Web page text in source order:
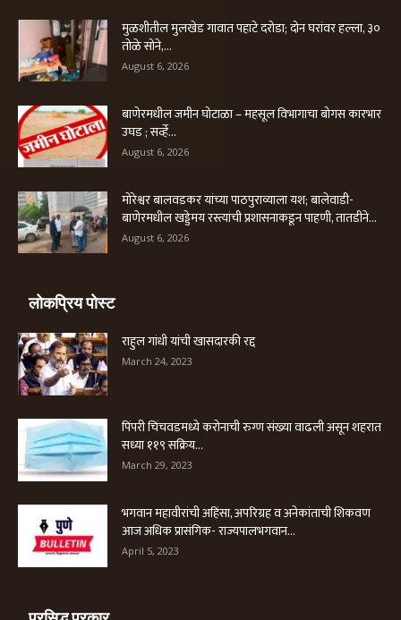
मुळशीतील मुलखेड गावात पहाटे दरोडा; दोन घरांवर हल्ला, ३०
तोळे सोने,...
August 6, 2026
बाणेरमधील जमीन घोटाळा – महसूल विभागाचा बोगस कारभार
उघड ; सर्व्हे...
August 6, 2026
मोरेश्वर बालवडकर यांच्या पाठपुराव्याला यश; बालेवाडी-
बाणेरमधील खड्डेमय रस्त्यांची प्रशासनाकडून पाहणी, तातडीने...
August 6, 2026
लोकप्रिय पोस्ट
राहुल गांधी यांची खासदारकी रद्द
March 24, 2023
पिंपरी चिंचवडमध्ये करोनाची रुग्ण संख्या वाढली असून शहरात
सध्या ११९ सक्रिय...
March 29, 2023
भगवान महावीरांची अहिंसा, अपरिग्रह व अनेकांताची शिकवण
आज अधिक प्रासंगिक- राज्यपालभगवान...
April 5, 2023